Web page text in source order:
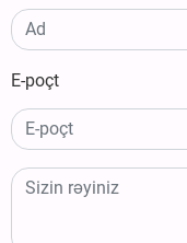
E-poçt